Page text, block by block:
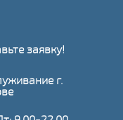
заявку!
г.